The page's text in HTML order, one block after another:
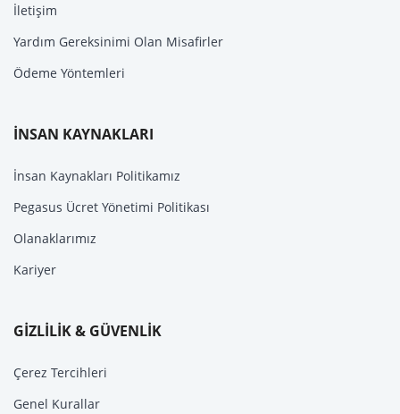
İletişim
Yardım Gereksinimi Olan Misafirler
Ödeme Yöntemleri
İNSAN KAYNAKLARI
İnsan Kaynakları Politikamız
Pegasus Ücret Yönetimi Politikası
Olanaklarımız
Kariyer
GİZLİLİK & GÜVENLİK
Çerez Tercihleri
Genel Kurallar